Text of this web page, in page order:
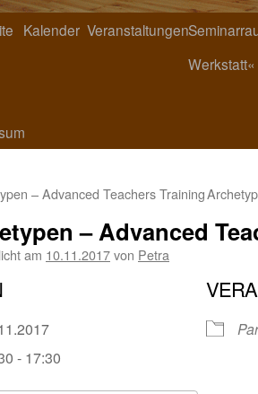
Kalender Veranstaltungen
Werkstatt«
– Advanced Teachers Training
– Advanced
am 10.11.2017von Petra
- 17:30